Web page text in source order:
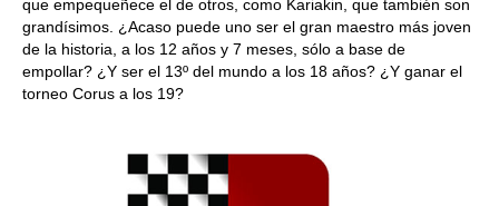
que empequeñece el de otros, como Kariakin, que también son
grandísimos. ¿Acaso puede uno ser el gran maestro más joven
de la historia, a los 12 años y 7 meses, sólo a base de
empollar? ¿Y ser el 13º del mundo a los 18 años? ¿Y ganar el
torneo Corus a los 19?